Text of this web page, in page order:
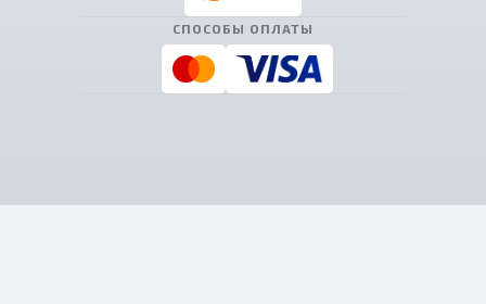
СПОСОБЫ ОПЛАТЫ